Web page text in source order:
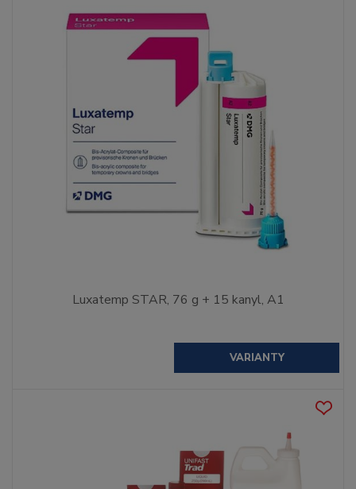
Luxatemp STAR, 76 g + 15 kanyl, A1
VARIANTY